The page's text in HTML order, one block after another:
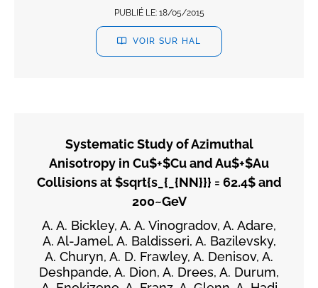
PUBLIÉ LE: 18/05/2015
VOIR SUR HAL
Systematic Study of Azimuthal
Anisotropy in Cu$+$Cu and Au$+$Au
Collisions at $sqrt{s_{_{NN}}} = 62.4$ and
200~GeV
A. A. Bickley, A. A. Vinogradov, A. Adare,
A. Al-Jamel, A. Baldisseri, A. Bazilevsky,
A. Churyn, A. D. Frawley, A. Denisov, A.
Deshpande, A. Dion, A. Drees, A. Durum,